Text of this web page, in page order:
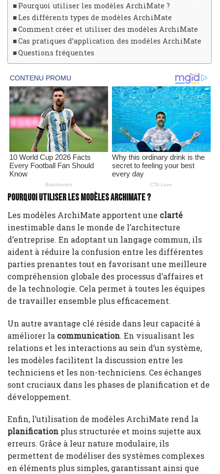
Pourquoi utiliser les modèles ArchiMate ?
Les différents types de modèles ArchiMate
Comment créer et utiliser des modèles ArchiMate
Cas pratiques d’application des modèles ArchiMate
Questions fréquentes
Pourquoi utiliser les modèles ArchiMate ?
Les modèles ArchiMate apportent une clarté
inestimable dans le monde de l’architecture
d’entreprise. En adoptant un langage commun, ils
aident à réduire la confusion entre les différentes
parties prenantes tout en favorisant une meilleure
compréhension globale des processus d’affaires et
de la technologie. Cela permet à toutes les équipes
de travailler ensemble plus efficacement.
Un autre avantage clé réside dans leur capacité à
améliorer la communication. En visualisant les
relations et les interactions au sein d’un système,
les modèles facilitent la discussion entre les
techniciens et les non-techniciens. Ces échanges
sont cruciaux dans les phases de planification et de
développement.
Enfin, l’utilisation de modèles ArchiMate rend la
planification plus structurée et moins sujette aux
erreurs. Grâce à leur nature modulaire, ils
permettent de modéliser des systèmes complexes
en éléments plus simples, garantissant ainsi que